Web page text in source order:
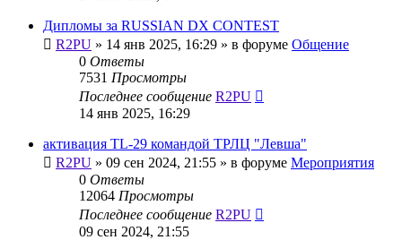
Дипломы за RUSSIAN DX CONTEST
R2PU » 14 янв 2025, 16:29 » в форуме Общение
0 Ответы
7531 Просмотры
Последнее сообщение R2PU
14 янв 2025, 16:29
активация TL-29 командой ТРЛЦ "Левша"
R2PU » 09 сен 2024, 21:55 » в форуме Мероприятия
0 Ответы
12064 Просмотры
Последнее сообщение R2PU
09 сен 2024, 21:55